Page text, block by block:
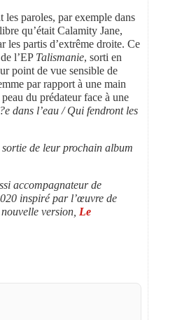
les paroles, par exemple dans
qu’était Calamity Jane,
les partis d’extrême droite. Ce
l’EP Talismanie, sorti en
point de vue sensible de
par rapport à une main
du prédateur face à une
dans l’eau / Qui fendront les
sortie de leur prochain album
accompagnateur de
inspiré par l’œuvre de
version, Le